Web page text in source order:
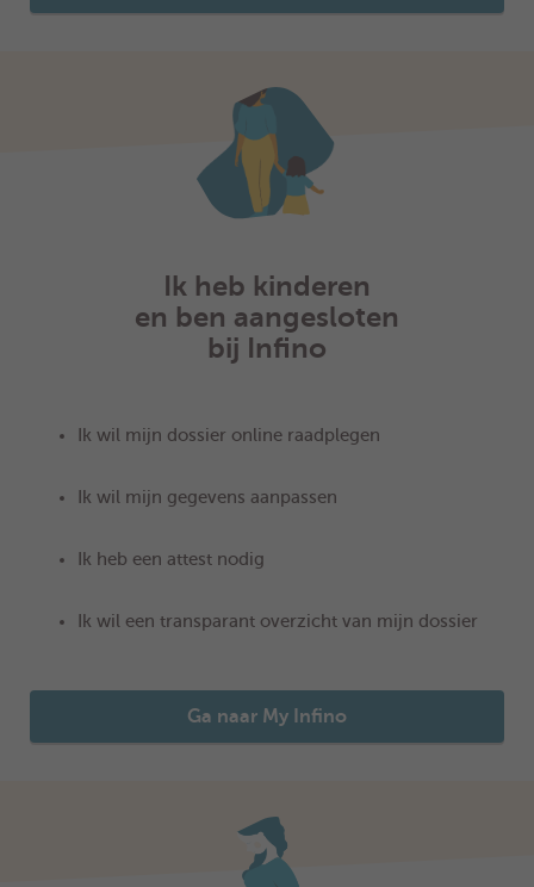
Ik heb kinderen
en ben aangesloten
bij Infino
Ik wil mijn dossier online raadplegen
Ik wil mijn gegevens aanpassen
Ik heb een attest nodig
Ik wil een transparant overzicht van mijn dossier
Ga naar My Infino